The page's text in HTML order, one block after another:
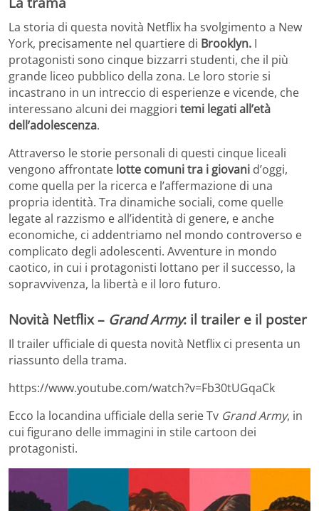
La storia di questa novità Netflix ha svolgimento a New
York, precisamente nel quartiere di Brooklyn. I
protagonisti sono cinque bizzarri studenti, che il più
grande liceo pubblico della zona. Le loro storie si
incastrano in un intreccio di esperienze e vicende, che
interessano alcuni dei maggiori temi legati all’età
dell’adolescenza.
Attraverso le storie personali di questi cinque liceali
vengono affrontate lotte comuni tra i giovani d’oggi,
come quella per la ricerca e l’affermazione di una
propria identità. Tra dinamiche sociali, come quelle
legate al razzismo e all’identità di genere, e anche
economiche, ci addentriamo nel mondo controverso e
complicato degli adolescenti. Avventure in mondo
caotico, in cui i protagonisti lottano per il successo, la
sopravvivenza, la libertà e il loro futuro.
Novità Netflix – Grand Army: il trailer e il poster
Il trailer ufficiale di questa novità Netflix ci presenta un
riassunto della trama.
https://www.youtube.com/watch?v=Fb30tUGqaCk
Ecco la locandina ufficiale della serie Tv Grand Army, in
cui figurano delle immagini in stile cartoon dei
protagonisti.